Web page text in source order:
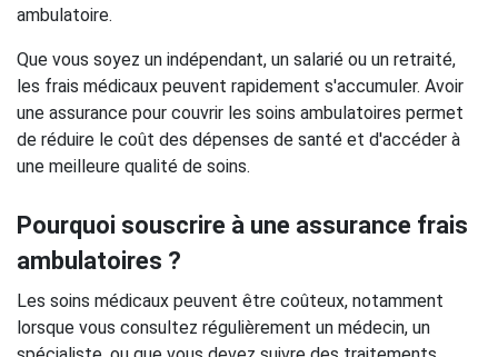
ambulatoire.
Que vous soyez un indépendant, un salarié ou un retraité,
les frais médicaux peuvent rapidement s'accumuler. Avoir
une assurance pour couvrir les soins ambulatoires permet
de réduire le coût des dépenses de santé et d'accéder à
une meilleure qualité de soins.
Pourquoi souscrire à une assurance frais
ambulatoires ?
Les soins médicaux peuvent être coûteux, notamment
lorsque vous consultez régulièrement un médecin, un